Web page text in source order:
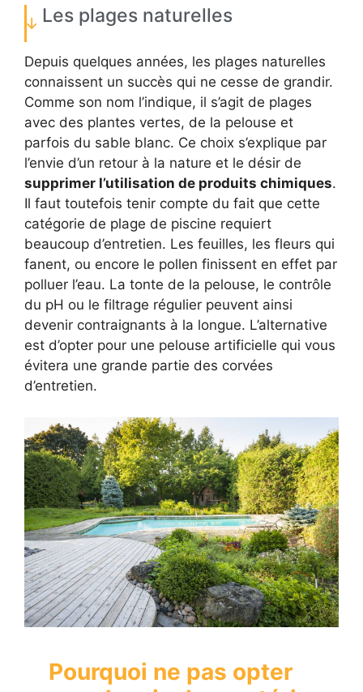
Les plages naturelles
Depuis quelques années, les plages naturelles
connaissent un succès qui ne cesse de grandir.
Comme son nom l’indique, il s’agit de plages
avec des plantes vertes, de la pelouse et
parfois du sable blanc. Ce choix s’explique par
l’envie d’un retour à la nature et le désir de
supprimer l’utilisation de produits chimiques.
Il faut toutefois tenir compte du fait que cette
catégorie de plage de piscine requiert
beaucoup d’entretien. Les feuilles, les fleurs qui
fanent, ou encore le pollen finissent en effet par
polluer l’eau. La tonte de la pelouse, le contrôle
du pH ou le filtrage régulier peuvent ainsi
devenir contraignants à la longue. L’alternative
est d’opter pour une pelouse artificielle qui vous
évitera une grande partie des corvées
d’entretien.
Pourquoi ne pas opter